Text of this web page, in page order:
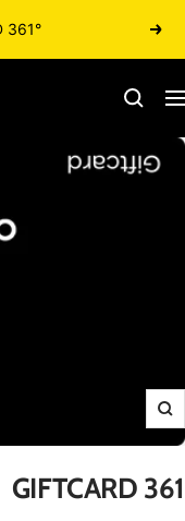
הקודם 361° ONE DEGREE BEYOND
ניווט
הגדלה
361 GIFTCARD